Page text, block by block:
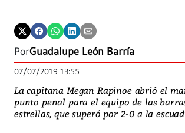
PorGuadalupe León Barría
07/07/2019 13:55
La capitana Megan Rapinoe abrió el
punto penal para el equipo de las
estrellas, que superó por 2-0 a la